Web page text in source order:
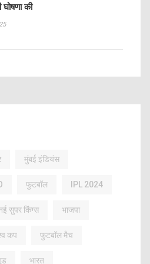
घोषणा की
मुंबई इंडियंस
फुटबॉल IPL 2024
सुपर किंग्स भाजपा
कप फुटबॉल मैच
भारत